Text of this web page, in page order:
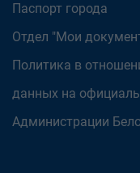
Паспорт города
Отдел "Мои
Политика в
данных на
Администрации